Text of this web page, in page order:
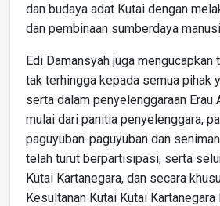
dan budaya adat Kutai dengan
dan pembinaan sumberdaya
Edi Damansyah juga mengucapkan
tak terhingga kepada semua pihak
serta dalam penyelenggaraan Erau
mulai dari panitia penyelenggara,
paguyuban-paguyuban dan
telah turut berpartisipasi, serta
Kutai Kartanegara, dan secara
Kesultanan Kutai Kutai